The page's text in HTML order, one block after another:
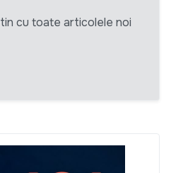
cu toate articolele noi